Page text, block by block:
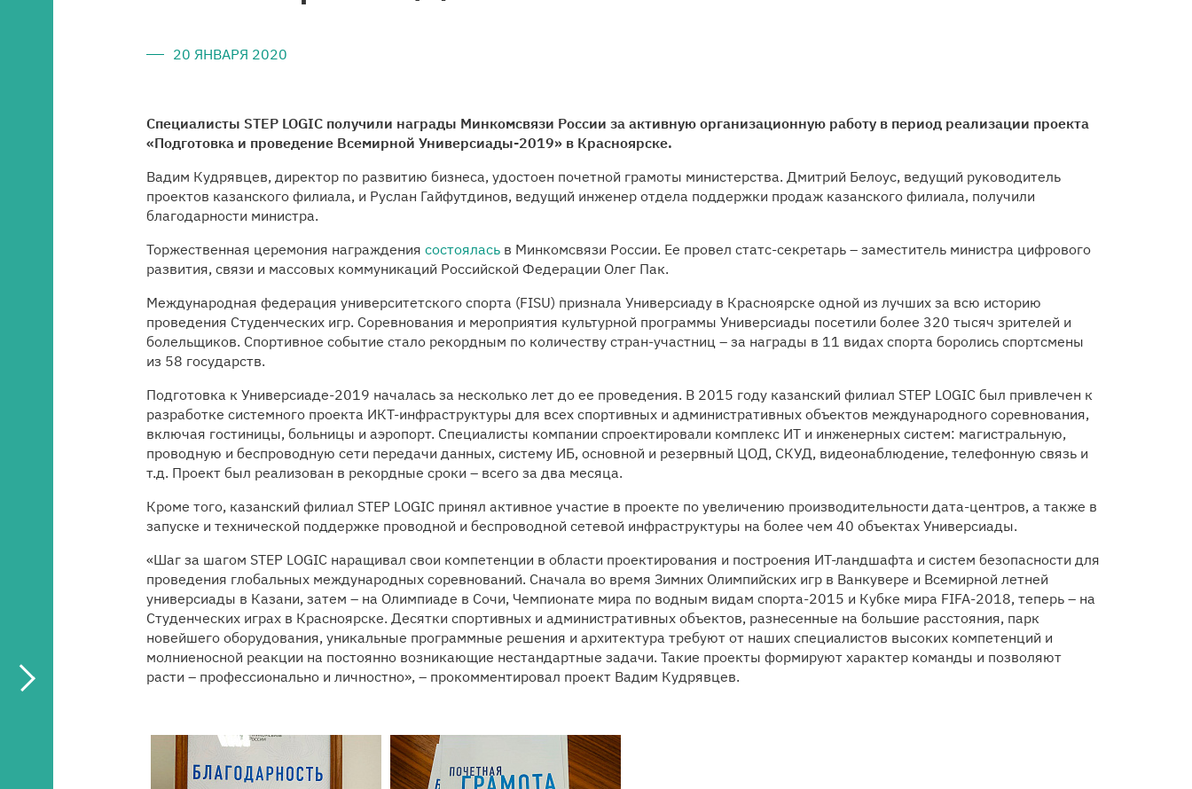
20 ЯНВАРЯ 2020
Специалисты STEP LOGIC получили награды Минкомсвязи России за активную организационную работу в период реализации проекта
«Подготовка и проведение Всемирной Универсиады-2019» в Красноярске.
Вадим Кудрявцев, директор по развитию бизнеса, удостоен почетной грамоты министерства. Дмитрий Белоус, ведущий руководитель
проектов казанского филиала, и Руслан Гайфутдинов, ведущий инженер отдела поддержки продаж казанского филиала, получили
благодарности министра.
Торжественная церемония награждения состояласьв Минкомсвязи России. Ее провел статс-секретарь – заместитель министра цифрового
развития, связи и массовых коммуникаций Российской Федерации Олег Пак.
Международная федерация университетского спорта (FISU) признала Универсиаду в Красноярске одной из лучших за всю историю
проведения Студенческих игр. Соревнования и мероприятия культурной программы Универсиады посетили более 320 тысяч зрителей и
болельщиков. Спортивное событие стало рекордным по количеству стран-участниц – за награды в 11 видах спорта боролись спортсмены
из 58 государств.
Подготовка к Универсиаде-2019 началась за несколько лет до ее проведения. В 2015 году казанский филиал STEP LOGIC был привлечен к
разработке системного проекта ИКТ-инфраструктуры для всех спортивных и административных объектов международного соревнования,
включая гостиницы, больницы и аэропорт. Специалисты компании спроектировали комплекс ИТ и инженерных систем: магистральную,
проводную и беспроводную сети передачи данных, систему ИБ, основной и резервный ЦОД, СКУД, видеонаблюдение, телефонную связь и
т.д. Проект был реализован в рекордные сроки – всего за два месяца.
Кроме того, казанский филиал STEP LOGIC принял активное участие в проекте по увеличению производительности дата-центров, а также в
запуске и технической поддержке проводной и беспроводной сетевой инфраструктуры на более чем 40 объектах Универсиады.
«Шаг за шагом STEP LOGIC наращивал свои компетенции в области проектирования и построения ИТ-ландшафта и систем безопасности для
проведения глобальных международных соревнований. Сначала во время Зимних Олимпийских игр в Ванкувере и Всемирной летней
универсиады в Казани, затем – на Олимпиаде в Сочи, Чемпионате мира по водным видам спорта-2015 и Кубке мира FIFA-2018, теперь – на
Студенческих играх в Красноярске. Десятки спортивных и административных объектов, разнесенные на большие расстояния, парк
новейшего оборудования, уникальные программные решения и архитектура требуют от наших специалистов высоких компетенций и
молниеносной реакции на постоянно возникающие нестандартные задачи. Такие проекты формируют характер команды и позволяют
расти – профессионально и личностно», – прокомментировал проект Вадим Кудрявцев.
Карьера